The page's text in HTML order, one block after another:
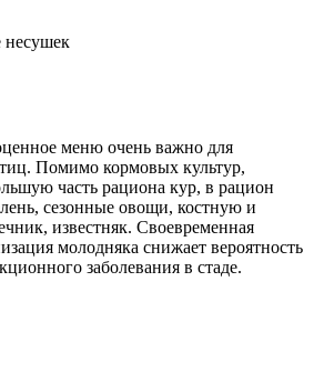
несушек
меню очень важно для
Помимо кормовых культур,
часть рациона кур, в рацион
сезонные овощи, костную и
известняк. Своевременная
молодняка снижает вероятность
заболевания в стаде.